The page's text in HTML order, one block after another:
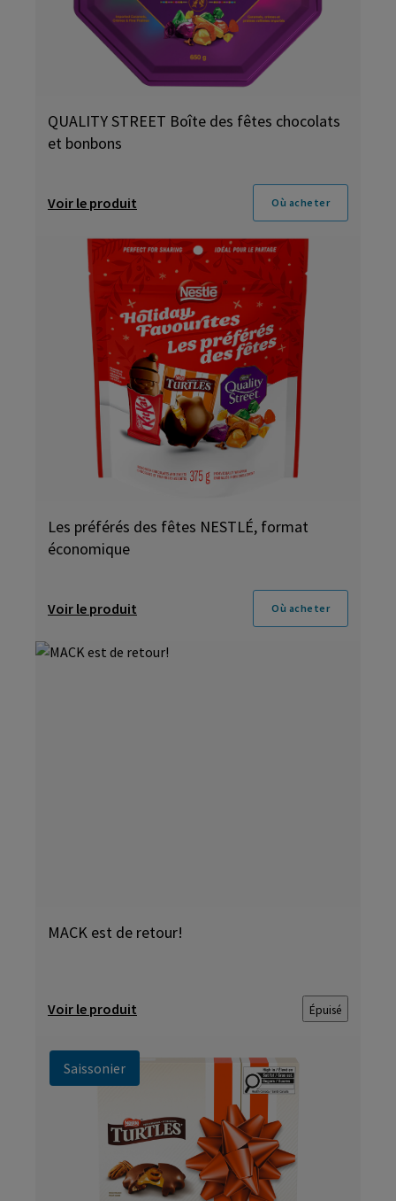
QUALITY STREET Boîte des fêtes chocolats
et bonbons
Voir le produit Où acheter
Les préférés des fêtes NESTLÉ, format
économique
Voir le produit Où acheter
MACK est de retour!
Voir le produit Épuisé
Saissonier